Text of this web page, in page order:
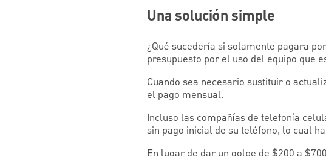
Una solución simple
¿Qué sucedería si solamente pagara
presupuesto por el uso del equipo que
Cuando sea necesario sustituir o
el pago mensual.
Incluso las compañías de telefonía
sin pago inicial de su teléfono, lo cual